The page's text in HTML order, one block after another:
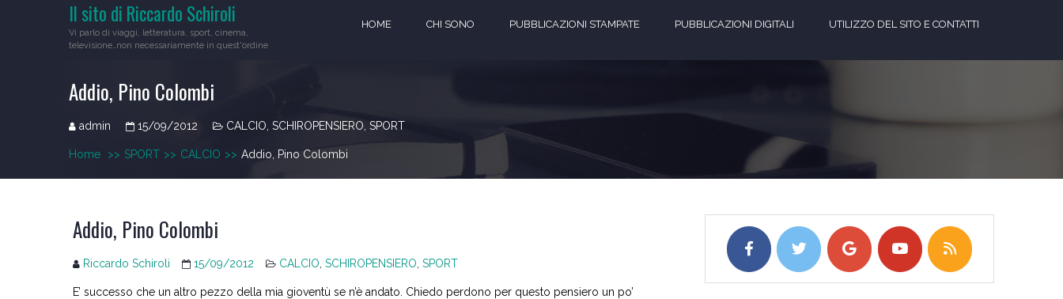
Il sito di Riccardo Schiroli
Vi parlo di viaggi, letteratura, sport, cinema,
televisione…non necessariamente in quest'ordine
HOME CHI SONO PUBBLICAZIONI STAMPATE PUBBLICAZIONI DIGITALI UTILIZZO DEL SITO E CONTATTI
Addio, Pino Colombi
admin 15/09/2012 CALCIO SCHIROPENSIERO SPORT
Home >> SPORT >> CALCIO >> Addio, Pino Colombi
Addio, Pino Colombi
Riccardo Schiroli 15/09/2012 CALCIO SCHIROPENSIERO SPORT
E’ successo che un altro pezzo della mia gioventù se n’è andato. Chiedo perdono per questo pensiero un po’